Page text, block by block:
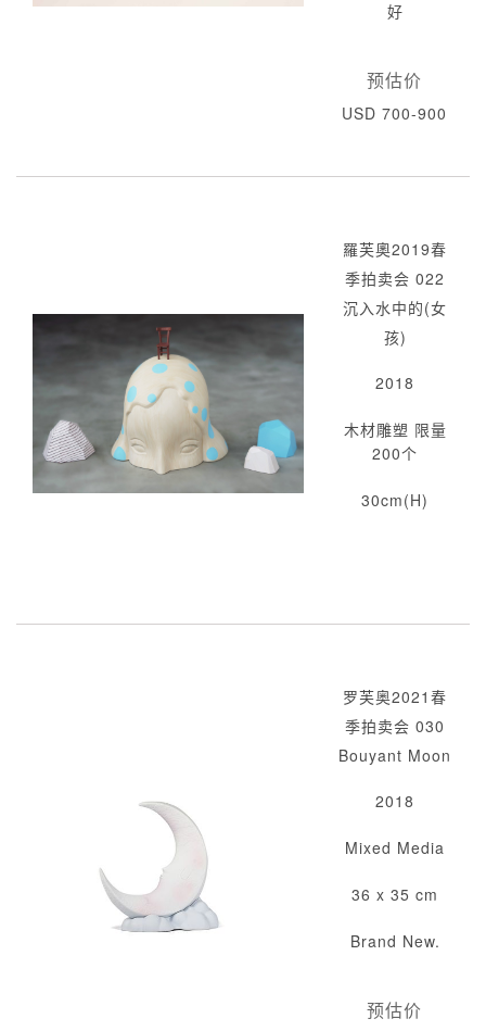
好
预估价
USD 700-900
羅芙奧2019春
季拍卖会 022
沉入水中的(女
孩)
2018
木材雕塑 限量
200个
30cm(H)
罗芙奥2021春
季拍卖会 030
Bouyant Moon
2018
Mixed Media
36 x 35 cm
Brand New.
预估价